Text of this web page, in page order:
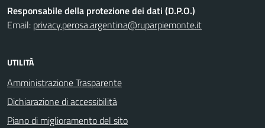
Responsabile della protezione dei dati (D.P.O.)
Email: privacy.perosa.argentina@ruparpiemonte.it
UTILITÀ
Amministrazione Trasparente
Dichiarazione di accessibilità
Piano di miglioramento del sito